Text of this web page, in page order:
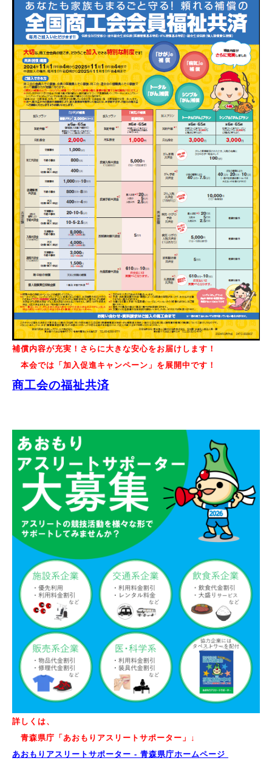
補償内容が充実！さらに大きな安心をお届けします！
本会では「加入促進キャンペーン」を展開中です！
商工会の福祉共済
詳しくは、
青森県庁 「あおもりアスリートサポーター 」↓
あおもりアスリートサポーター - 青森県庁ホームページ